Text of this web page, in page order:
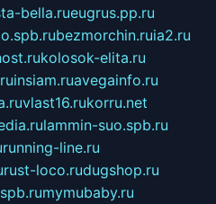
bella.rueugrus.pp.ru
bezmorchin.ruia2.ru
kolosok-elita.ru
insiam.ruavegainfo.ru
vlast16.rukorru.net
lammin-suo.spb.ru
running-line.ru
rust-loco.rudugshop.ru
mymubaby.ru